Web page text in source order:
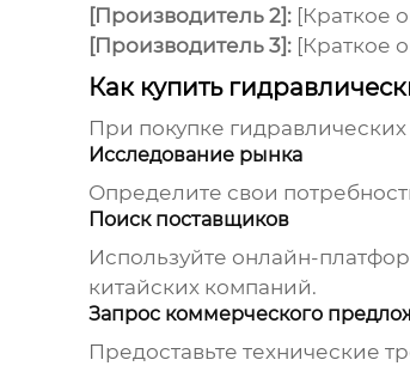
[Производитель 2]:[Краткое
[Производитель 3]:[Краткое
Как купить
При покупке
Исследование рынка
Определите свои
Поиск поставщиков
Используйте онлайн-
китайских компаний.
Запрос коммерческого
Предоставьте технические